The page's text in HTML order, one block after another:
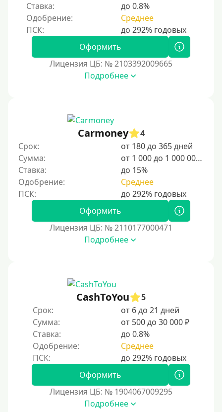
Ставка:
до 0.8%
Одобрение:
Среднее
Оформить
Лицензия ЦБ: № 2103392009665
Подробнее
Carmoney
4
Срок:
от 180 до 365 дней
Сумма:
от 1 000 до 1 000 000 ₽
Ставка:
до 15%
Одобрение:
Среднее
Оформить
Лицензия ЦБ: № 2110177000471
Подробнее
CashToYou
5
Срок:
от 6 до 21 дней
Сумма:
от 500 до 30 000 ₽
Ставка:
до 0.8%
Одобрение:
Среднее
Оформить
Лицензия ЦБ: № 1904067009295
Подробнее